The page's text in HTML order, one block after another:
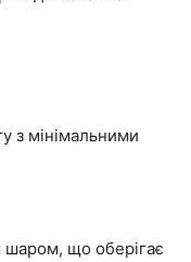
з мінімальними
шаром, що оберігає